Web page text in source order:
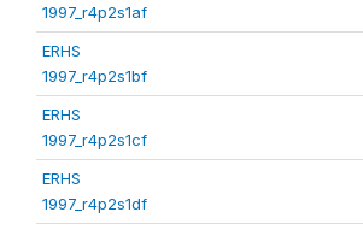
1997_r4p2s1af
ERHS
1997_r4p2s1bf
ERHS
1997_r4p2s1cf
ERHS
1997_r4p2s1df